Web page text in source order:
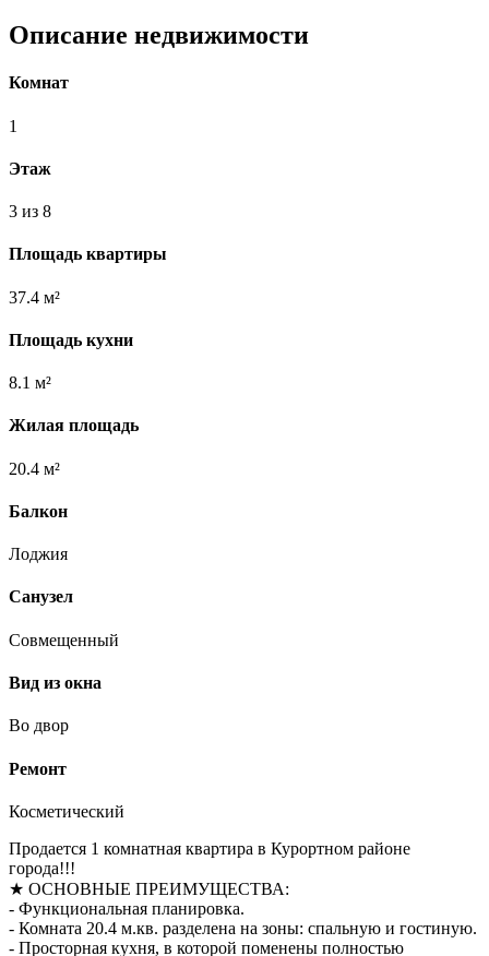
Описание недвижимости
Комнат
1
Этаж
3 из 8
Площадь квартиры
37.4 м²
Площадь кухни
8.1 м²
Жилая площадь
20.4 м²
Балкон
Лоджия
Санузел
Совмещенный
Вид из окна
Во двор
Ремонт
Косметический
Продается 1 комнатная квартира в Курортном районе
города!!!
★ ОСНОВНЫЕ ПРЕИМУЩЕСТВА:
- Функциональная планировка.
- Комната 20.4 м.кв. разделена на зоны: спальную и гостиную.
- Просторная кухня, в которой поменены полностью